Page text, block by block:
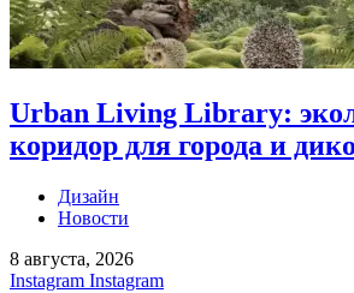
Urban Living Library:
коридор для города и
Дизайн
Новости
8 августа, 2026
Instagram Instagram